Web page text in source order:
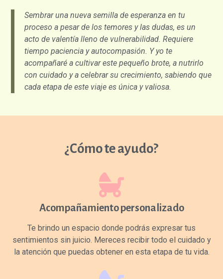
Sembrar una nueva semilla de esperanza en tu
proceso a pesar de los temores y las dudas, es un
acto de valentía lleno de vulnerabilidad. Requiere
tiempo paciencia y autocompasión. Y yo te
acompañaré a cultivar este pequeño brote, a nutrirlo
con cuidado y a celebrar su crecimiento, sabiendo que
cada etapa de este viaje es única y valiosa.
¿Cómo te ayudo?
Acompañamiento personalizado
Te brindo un espacio donde podrás expresar tus
sentimientos sin juicio. Mereces recibir todo el cuidado y
la atención que puedas obtener en esta etapa de tu vida.